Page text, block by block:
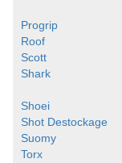
Progrip
Roof
Scott
Shark
Shoei
Shot Destockage
Suomy
Torx